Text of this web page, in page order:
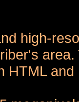
high-
HTML